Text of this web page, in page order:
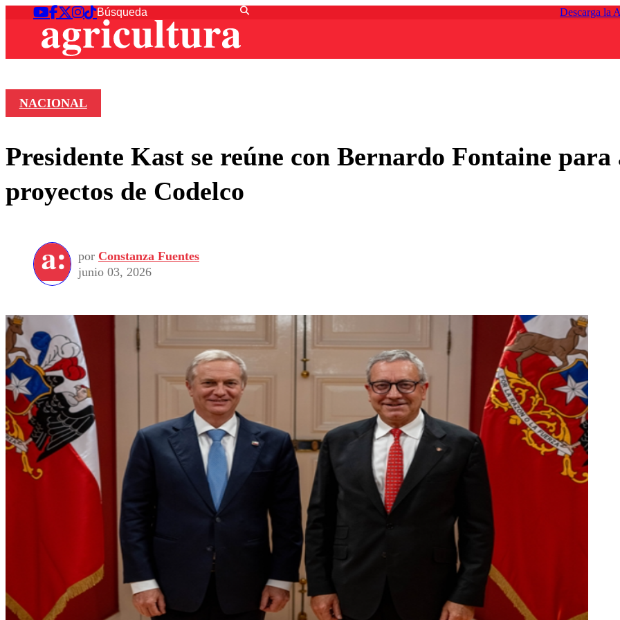
Descarga la
NACIONAL
Presidente Kast se reúne con Bernardo Fontaine
proyectos de Codelco
por Constanza Fuentes
junio 03, 2026